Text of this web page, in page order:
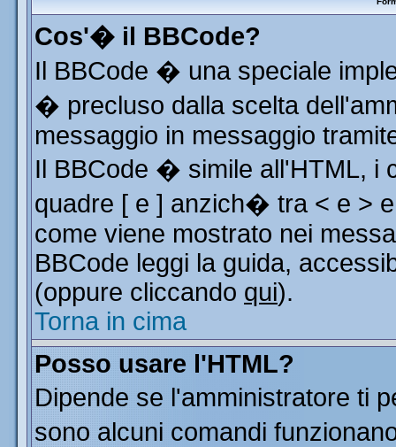
Cos'� il BBCode?
Il BBCode � una speciale
� precluso dalla scelta
messaggio in messaggio
Il BBCode � simile all'HTML, i
quadre [ e ] anzich� tra < e >
come viene mostrato nei
BBCode leggi la guida,
(oppure cliccando qui).
Torna in cima
Posso usare l'HTML?
Dipende se l'amministratore ti
sono alcuni comandi